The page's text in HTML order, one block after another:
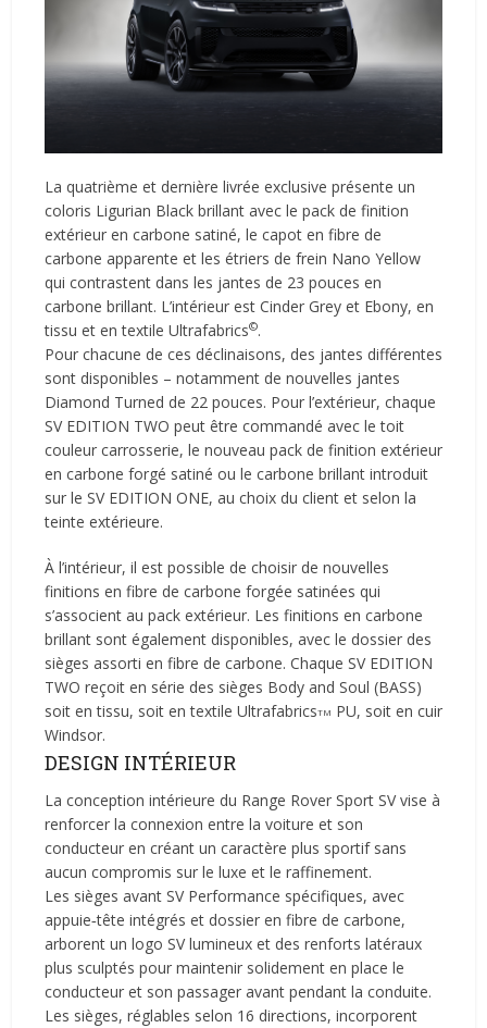
La quatrième et dernière livrée exclusive présente un
coloris Ligurian Black brillant avec le pack de finition
extérieur en carbone satiné, le capot en fibre de
carbone apparente et les étriers de frein Nano Yellow
qui contrastent dans les jantes de 23 pouces en
carbone brillant. L’intérieur est Cinder Grey et Ebony, en
tissu et en textile Ultrafabrics©.
Pour chacune de ces déclinaisons, des jantes différentes
sont disponibles – notamment de nouvelles jantes
Diamond Turned de 22 pouces. Pour l’extérieur, chaque
SV EDITION TWO peut être commandé avec le toit
couleur carrosserie, le nouveau pack de finition extérieur
en carbone forgé satiné ou le carbone brillant introduit
sur le SV EDITION ONE, au choix du client et selon la
teinte extérieure.
À l’intérieur, il est possible de choisir de nouvelles
finitions en fibre de carbone forgée satinées qui
s’associent au pack extérieur. Les finitions en carbone
brillant sont également disponibles, avec le dossier des
sièges assorti en fibre de carbone. Chaque SV EDITION
TWO reçoit en série des sièges Body and Soul (BASS)
soit en tissu, soit en textile UltrafabricsTM PU, soit en cuir
Windsor.
DESIGN INTÉRIEUR
La conception intérieure du Range Rover Sport SV vise à
renforcer la connexion entre la voiture et son
conducteur en créant un caractère plus sportif sans
aucun compromis sur le luxe et le raffinement.
Les sièges avant SV Performance spécifiques, avec
appuie‑tête intégrés et dossier en fibre de carbone,
arborent un logo SV lumineux et des renforts latéraux
plus sculptés pour maintenir solidement en place le
conducteur et son passager avant pendant la conduite.
Les sièges, réglables selon 16 directions, incorporent